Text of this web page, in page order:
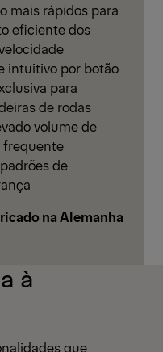
mais rápidos para
eficiente dos
intuitivo por botão
para
de rodas
volume de
frequente
de
na Alemanha
à
que